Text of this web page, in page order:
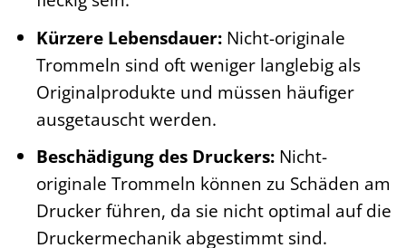
Kürzere Lebensdauer:Nicht-originale
Trommeln sind oft weniger langlebig als
Originalprodukte und müssen häufiger
ausgetauscht werden.
Beschädigung des Druckers:Nicht-
originale Trommeln können zu Schäden am
Drucker führen, da sie nicht optimal auf die
Druckermechanik abgestimmt sind.